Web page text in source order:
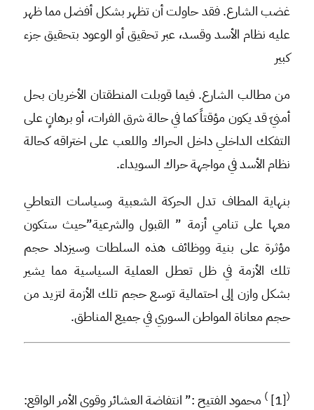
غضب الشارع. فقد حاولت أن تظهر بشكل أفضل مما ظهر
عليه نظام الأسد وقسد، عبر تحقيق أو الوعود بتحقيق جزء
كبير
من مطالب الشارع. فيما قوبلت المنطقتان الأخريان بحل
أمنيّ قد يكون مؤقتاً كما في حالة شرق الفرات، أو برهانٍ على
التفكك الداخلي داخل الحراك واللعب على اختراقه كحالة
نظام الأسد في مواجهة حراك السويداء.
بنهاية المطاف تدل الحركة الشعبية وسياسات التعاطي
معها على تنامي أزمة ” القبول والشرعية”حيث ستكون
مؤثرة على بنية ووظائف هذه السلطات وسيزداد حجم
تلك الأزمة في ظل تعطل العملية السياسية مما يشير
بشكل وازن إلى احتمالية توسع حجم تلك الأزمة لتزيد من
حجم معاناة المواطن السوري في جميع المناطق.
(
[1]
) محمود الفتيح :” انتفاضة العشائر وقوى الأمر الواقع: